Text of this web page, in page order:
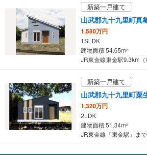
新築一戸建て
山武郡九十九里町真
1,580万円
1SLDK
建物面積 54.65m2
JR東金線東金駅9.3km（
新築一戸建て
山武郡九十九里町粟
1,320万円
2LDK
建物面積 51.34m2
JR東金線『東金駅』ま